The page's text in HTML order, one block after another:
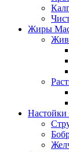
Жиры
Настойки